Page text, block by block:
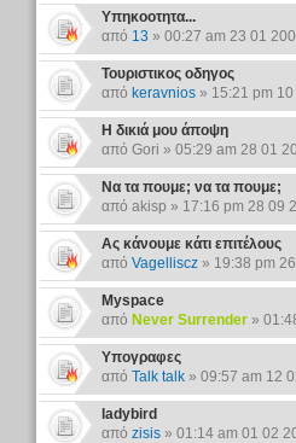
Υπηκοοτητα...
από 13 » 00:27 am 23 01
Τουριστικος οδηγος
από keravnios» 15:21 pm 10
Η δικιά μου άποψη
από Gori » 05:29 am 28 01
Να τα πουμε; να τα πουμε;
από akisp » 17:16 pm 28 09
Ας κάνουμε κάτι επιτέλους
από Vagelliscz» 19:38 pm
Myspace
από Never Surrender»
Υπογραφες
από Talk talk» 09:57 am 12
ladybird
από zisis» 01:14 am 01 02